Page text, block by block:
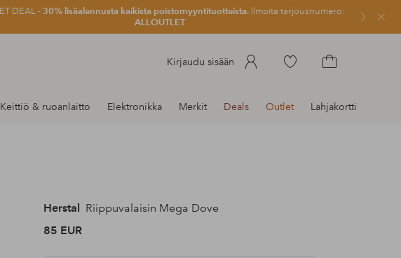
DEAL -30% lisäalennusta kaikista poistomyyntituotteista.Ilmoita tarjousnumero:
ALLOUTLET
Sulje
Kirjaudu sisään
Siirry
Keittiö & ruoanlaitto Elektronikka Merkit Deals Outlet Lahjakortti
Herstal Riippuvalaisin Mega Dove
85 EUR